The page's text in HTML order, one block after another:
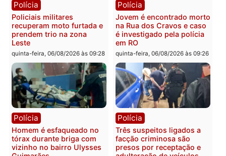
Polícia
Tragédia na BR-364:
colisão entre caminhão e
carro deixa quatro mortos
em Porto Velho
quinta-feira, 06/08/2026 às 20:51
Política
Ministro Dias Tofolli , do
TSE, determina
e processamento da
que pode levar à perda
mandato da prefeita de
Pimenta Bueno
quinta-feira, 06/08/2026 às